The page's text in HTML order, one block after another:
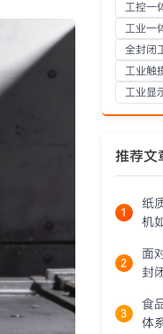
工控一
工业一
全封闭
工业触
工业显
推荐文
纸
机
面
封
食
体